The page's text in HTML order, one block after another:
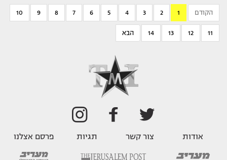
הקודם 1
2
3
4
5
6
7
8
9
10
11
12
13
14 הבא
אודות צור קשר תגיות פרסם אצלנו